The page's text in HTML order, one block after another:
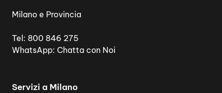
Milano e Provincia
Tel: 800 846 275
WhatsApp: Chatta con Noi
Servizi a Milano